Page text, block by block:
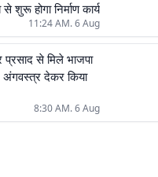
शुरू होगा निर्माण कार्य
11:24 AM. 6 Aug
प्रसाद से मिले भाजपा
अंगवस्त्र देकर किया
8:30 AM. 6 Aug